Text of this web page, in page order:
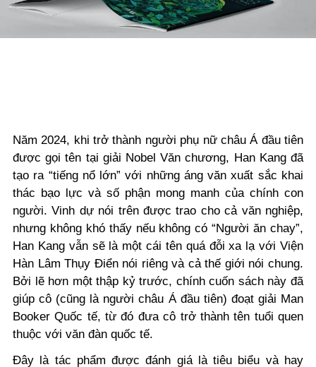
Năm 2024, khi trở thành người phụ nữ châu Á đầu tiên
được gọi tên tại giải Nobel Văn chương, Han Kang đã
tạo ra “tiếng nổ lớn” với những áng văn xuất sắc khai
thác bạo lực và số phận mong manh của chính con
người. Vinh dự nói trên được trao cho cả văn nghiệp,
nhưng không khó thấy nếu không có “Người ăn chay”,
Han Kang vẫn sẽ là một cái tên quá đỗi xa lạ với Viện
Hàn Lâm Thụy Điển nói riêng và cả thế giới nói chung.
Bởi lẽ hơn một thập kỷ trước, chính cuốn sách này đã
giúp cô (cũng là người châu Á đầu tiên) đoạt giải Man
Booker Quốc tế, từ đó đưa cô trở thành tên tuổi quen
thuộc với văn đàn quốc tế.
Đây là tác phẩm được đánh giá là tiêu biểu và hay